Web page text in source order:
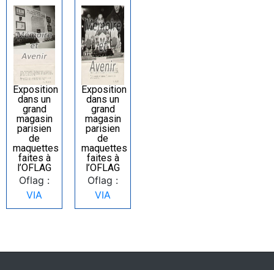
Exposition
dans un
grand
magasin
parisien
de
maquettes
faites à
l’OFLAG
Oflag :
VIA
Exposition
dans un
grand
magasin
parisien
de
maquettes
faites à
l’OFLAG
Oflag :
VIA